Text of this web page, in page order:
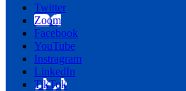
Twitter
Zoom
Facebook
YouTube
Instragram
LinkedIn
TikTok